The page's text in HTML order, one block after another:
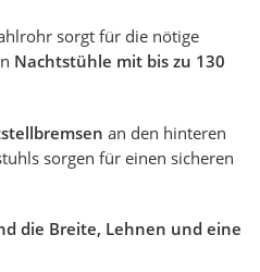
sorgt für die nötige
Nachtstühle mit bis zu 130
an den hinteren
sorgen für einen sicheren
die Breite, Lehnen und eine